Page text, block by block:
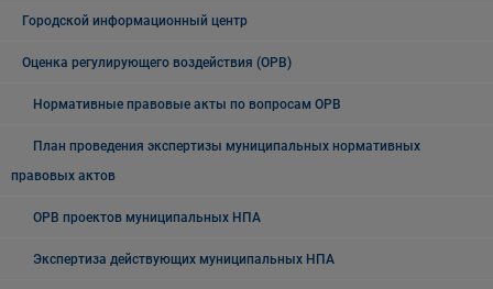
Городской информационный центр
Оценка регулирующего воздействия (ОРВ)
Нормативные правовые акты по вопросам ОРВ
План проведения экспертизы муниципальных нормативных
правовых актов
ОРВ проектов муниципальных НПА
Экспертиза действующих муниципальных НПА